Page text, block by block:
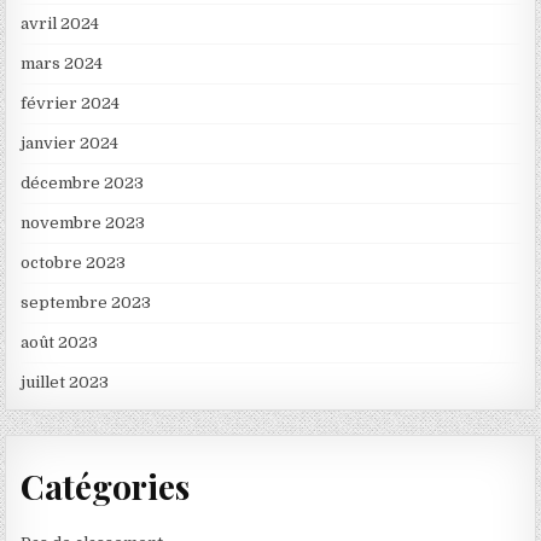
avril 2024
mars 2024
février 2024
janvier 2024
décembre 2023
novembre 2023
octobre 2023
septembre 2023
août 2023
juillet 2023
Catégories